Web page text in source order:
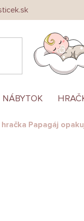
NÁBYTOK
Papagáj